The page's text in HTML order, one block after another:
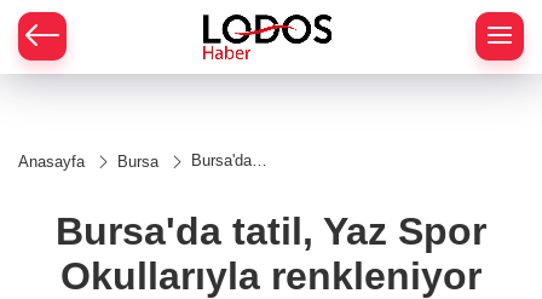
Anasayfa Bursa
Bursa'da
Okullarıyla
renkleniyor
Bursa'da tatil, Yaz Spor
Okullarıyla renkleniyor